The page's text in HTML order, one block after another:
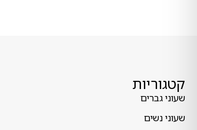
קטגוריות
שעוני גברים
שעוני נשים